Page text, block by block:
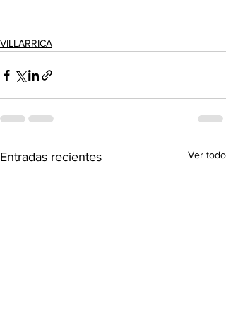
VILLARRICA
Entradas recientes Ver todo